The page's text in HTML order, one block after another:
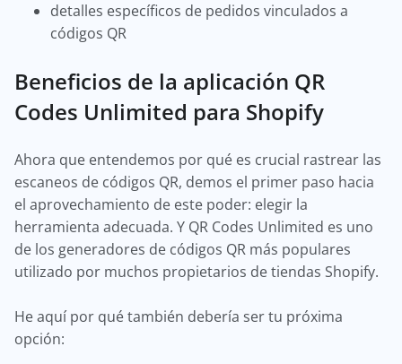
detalles específicos de pedidos vinculados a
códigos QR
Beneficios de la aplicación QR
Codes Unlimited para Shopify
Ahora que entendemos por qué es crucial rastrear las
escaneos de códigos QR, demos el primer paso hacia
el aprovechamiento de este poder: elegir la
herramienta adecuada. Y QR Codes Unlimited es uno
de los generadores de códigos QR más populares
utilizado por muchos propietarios de tiendas Shopify.
He aquí por qué también debería ser tu próxima
opción: